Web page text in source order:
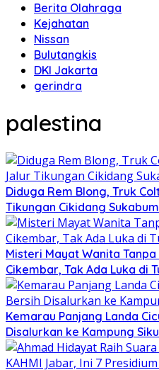
Berita Olahraga
Kejahatan
Nissan
Bulutangkis
DKI Jakarta
gerindra
palestina
Diduga Rem Blong, Truk
Tikungan Cikidang
Misteri Mayat Wanita
Cikembar, Tak Ada Luka di
Kemarau Panjang Landa
Disalurkan ke Kampung